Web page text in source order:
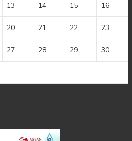
13 14 15 16
20 21 22 23
27 28 29 30